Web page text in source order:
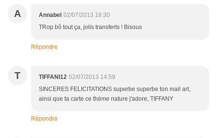
A Annabel 02/07/2013 18:30
TRop bô tout ça, jolis transferts ! Bisous
Répondre
T TIFFANI12 02/07/2013 14:59
SINCERES FELICITATIONS superbe superbe ton mail art,
ainsi que ta carte ce thème nature j'adore, TIFFANY
Répondre